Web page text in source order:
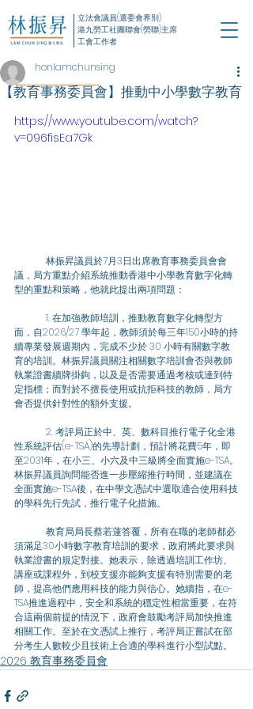
立法會議員(選委會界別)
港九勞工社團聯會(勞聯)主席
工會工作者
【教育事務委員會】推動中小學數字教育
honlamchunsing
https://www.youtube.com/watch?
v=096fisEa7Gk
議，局方重點介紹系統推動香港中小學教育數字化轉
型的重點和策略，他就此提出兩項問題：
面，自2026/27 學年起，教師須於每三年150小時的持
續專業發展週期內，完成不少於 30 小時有關數字教
育的培訓。林振昇議員關注相關數字培訓會否與教師
執業證書續牌掛鉤，以及是否需要通過考核或達到特
定指標；而對於不擅長使用或抗拒科技的教師，局方
會否提供針對性的額外支援。
性系統評估(e-TSA)的先導計劃，預計將花費5年，即
至2031年，在小三、小六及中三級將全面實施e-TSA。
林振昇議員詢問能否進一步壓縮推行時間，並建議在
全面實施e-TSA後，在中學文憑試中選取適合使用科技
的學科先行先試，推行電子化措施。
須滿足30小時數字教育培訓的要求，政府將此要求與
執業證書的規定對接。她表示，除透過培訓工作坊、
講座或課程外，到校支援亦能夠支援有特別需要的老
師，提高他們應用科技的能力與信心。她續指，在e-
TSA推進過程中，安全和系統的穩定性相當重要，在符
合這兩個前提的情況下，政府會鼓勵考評局加快推進
相關工作。至於在文憑試上推行，考評局正嘗試在部
分考生人數較少且技術上合適的學科進行小型試點。
2026 教育事務委員會